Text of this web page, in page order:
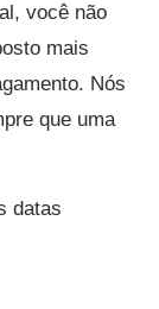
você não
mais
Nós
que uma
datas